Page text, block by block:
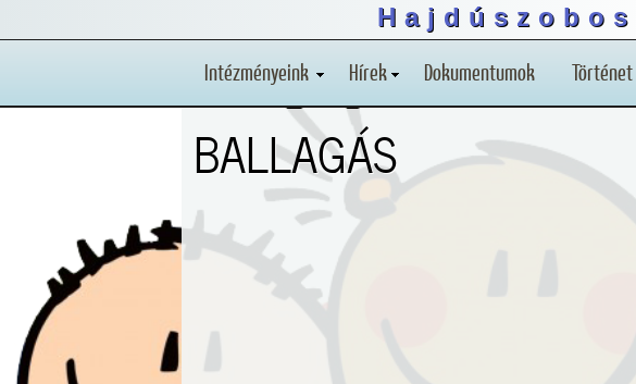
Intézményeink Hírek Dokumentumok Történet
BALLAGÁS